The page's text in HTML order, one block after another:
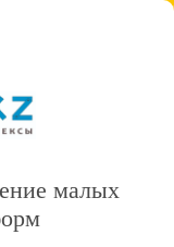
малых